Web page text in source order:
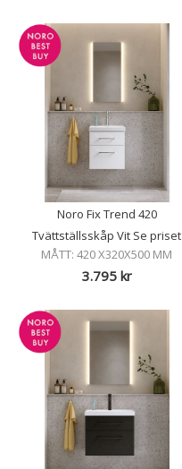
Noro Fix Trend 420
Tvättställsskåp Vit Se priset
MÅTT: 420 X320X500 MM
3.795kr